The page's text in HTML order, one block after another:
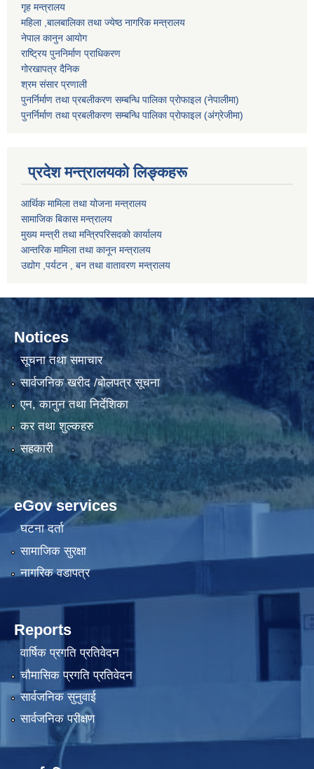
गृह मन्त्रालय
महिला ,बालबालिका तथा ज्येष्ठ नागरिक मन्त्रालय
नेपाल कानुन आयोग
राष्ट्रिय पुननिर्माण प्राधिकरण
गोरखापत्र दैनिक
श्रम संसार प्रणाली
पुनर्निर्माण तथा प्रबलीकरण सम्बन्धि पालिका प्राेफाइल (नेपालीमा)
पुनर्निर्माण तथा प्रबलीकरण सम्बन्धि पालिका प्राेफाइल(अंग्रेजीमा)
प्रदेश मन्त्रालयको लिङ्कहरू
आर्थिक मामिला तथा योजना मन्त्रालय
सामाजिक बिकास मन्त्रालय
मुख्य मन्त्री तथा मन्त्रिपरिसदको कार्यालय
आन्तरिक मामिला तथा कानून मन्त्रालय
उद्योग ,पर्यटन , बन तथा वातावरण मन्त्रालय
Notices
सूचना तथा समाचार
सार्वजनिक खरीद /बोलपत्र सूचना
एन, कानुन तथा निर्देशिका
कर तथा शुल्कहरु
सहकारी
eGov services
घटना दर्ता
सामाजिक सुरक्षा
नागरिक वडापत्र
Reports
वार्षिक प्रगति प्रतिवेदन
चौमासिक प्रगति प्रतिवेदन
सार्वजनिक सुनुवाई
सार्वजनिक परीक्षण